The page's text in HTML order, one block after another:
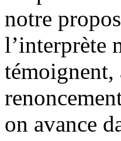
notre
l’interprète
témoignent,
on avance